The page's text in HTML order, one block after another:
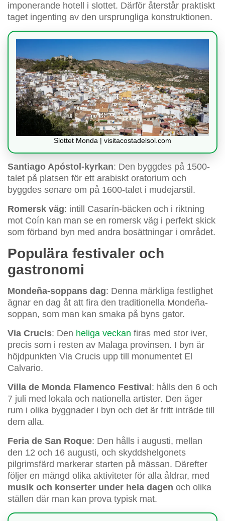
imponerande hotell i slottet. Därför återstår praktiskt
taget ingenting av den ursprungliga konstruktionen.
Slottet Monda | visitacostadelsol.com
Santiago Apóstol-kyrkan: Den byggdes på 1500-
talet på platsen för ett arabiskt oratorium och
byggdes senare om på 1600-talet i mudejarstil.
Romersk väg: intill Casarín-bäcken och i riktning
mot Coín kan man se en romersk väg i perfekt skick
som förband byn med andra bosättningar i området.
Populära festivaler och
gastronomi
Mondeña-soppans dag: Denna märkliga festlighet
ägnar en dag åt att fira den traditionella Mondeña-
soppan, som man kan smaka på byns gator.
Via Crucis: Den heliga veckan firas med stor iver,
precis som i resten av Malaga provinsen. I byn är
höjdpunkten Via Crucis upp till monumentet El
Calvario.
Villa de Monda Flamenco Festival : hålls den 6 och
7 juli med lokala och nationella artister. Den äger
rum i olika byggnader i byn och det är fritt inträde till
dem alla.
Feria de San Roque: Den hålls i augusti, mellan
den 12 och 16 augusti, och skyddshelgonets
pilgrimsfärd markerar starten på mässan. Därefter
följer en mängd olika aktiviteter för alla åldrar, med
musik och konserter under hela dagen och olika
ställen där man kan prova typisk mat.